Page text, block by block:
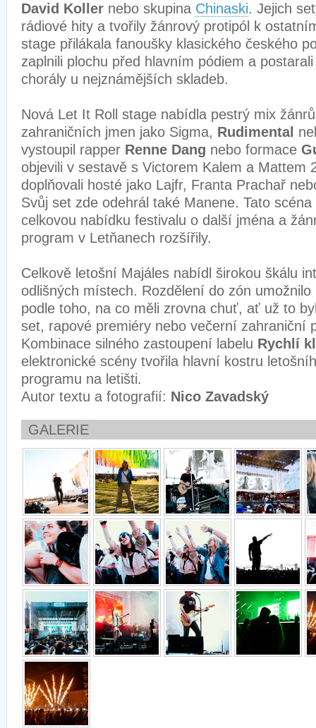
David Koller nebo skupina Chinaski. Jejich
rádiové hity a tvořily žánrový protipól k
stage přilákala fanoušky klasického českého
zaplnili plochu před hlavním pódiem a
chorály u nejznámějších skladeb.
Nová Let It Roll stage nabídla pestrý mix
zahraničních jmen jako Sigma, Rudimental
vystoupil rapper Renne Dang nebo formace
objevili v sestavě s Victorem Kalem a Mattem
doplňovali hosté jako Lajfr, Franta Prachař
Svůj set zde odehrál také Manene. Tato scéna
celkovou nabídku festivalu o další jména a
program v Letňanech rozšířily.
Celkově letošní Majáles nabídl širokou škálu
odlišných místech. Rozdělení do zón
podle toho, na co měli zrovna chuť, ať už to
set, rapové premiéry nebo večerní zahraniční
Kombinace silného zastoupení labelu Rychlí
elektronické scény tvořila hlavní kostru
programu na letišti.
Autor textu a fotografií: Nico Zavadský
GALERIE